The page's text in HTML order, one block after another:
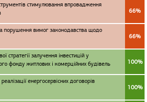
стимулювання впровадження
66%
порушення вимог законодавства щодо
66%
стратегії залучення інвестицій у
фонду житлових і комерційних будівель
100%
енергосервісних договорів
100%